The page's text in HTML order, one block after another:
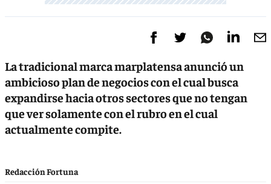
La tradicional marca marplatensa anunció un
ambicioso plan de negocios con el cual busca
expandirse hacia otros sectores que no tengan
que ver solamente con el rubro en el cual
actualmente compite.
Redacción Fortuna